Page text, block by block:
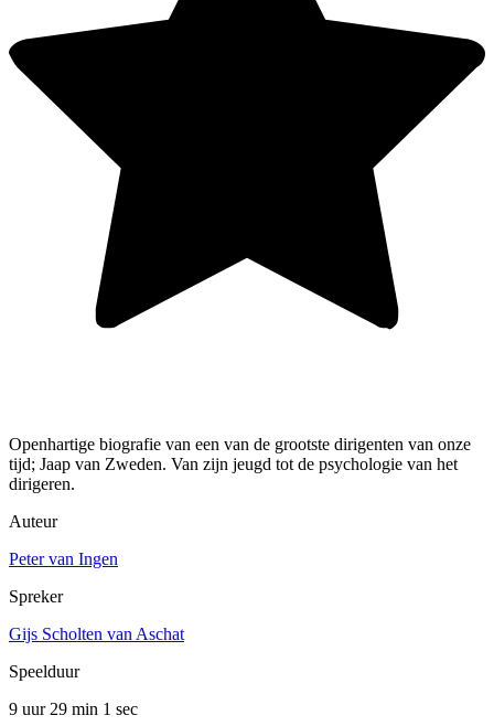
Openhartige biografie van een van de grootste dirigenten van onze
tijd; Jaap van Zweden. Van zijn jeugd tot de psychologie van het
dirigeren.
Auteur
Peter van Ingen
Spreker
Gijs Scholten van Aschat
Speelduur
9 uur 29 min 1 sec